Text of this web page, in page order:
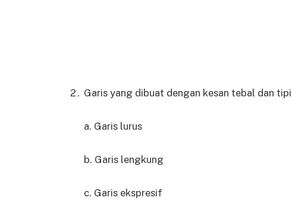
Garis yang dibuat dengan kesan tebal dan
a. Garis lurus
b. Garis lengkung
c. Garis ekspresif